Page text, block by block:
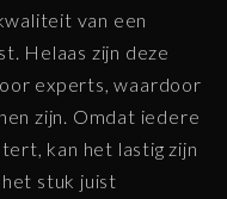
van een
Helaas zijn deze
experts, waardoor
zijn. Omdat iedere
kan het lastig zijn
stuk juist